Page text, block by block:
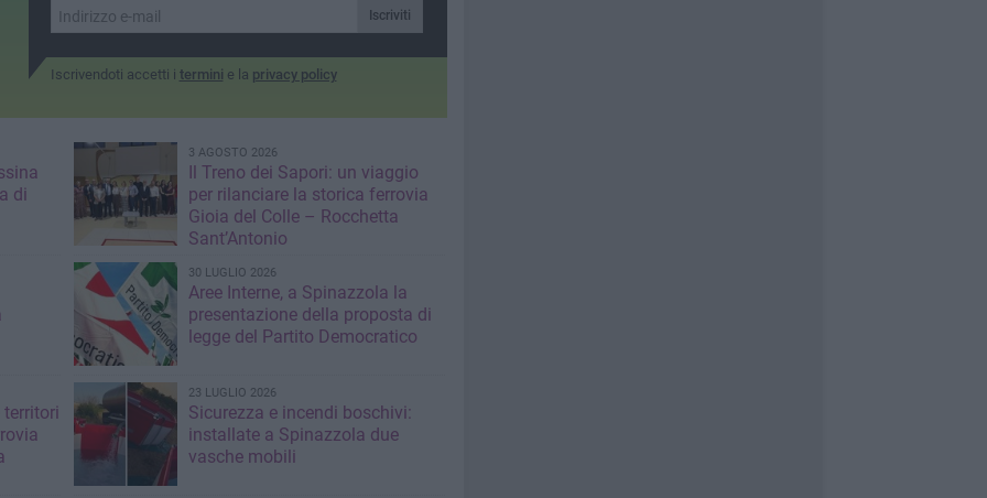
servizi sanitari di eccellenza
Iscriviti
Iscrivendoti accetti i termini e la privacy policy
di
3 AGOSTO 2026
Il Treno dei Sapori: un viaggio
per rilanciare la storica ferrovia
Gioia del Colle – Rocchetta
Sant’Antonio
30 LUGLIO 2026
Aree Interne, a Spinazzola la
presentazione della proposta di
legge del Partito Democratico
23 LUGLIO 2026
Sicurezza e incendi boschivi:
installate a Spinazzola due
vasche mobili